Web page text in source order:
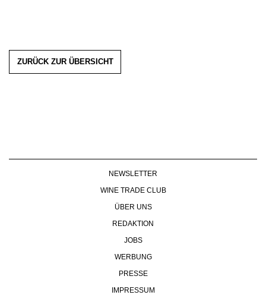
ZURÜCK ZUR ÜBERSICHT
NEWSLETTER
WINE TRADE CLUB
ÜBER UNS
REDAKTION
JOBS
WERBUNG
PRESSE
IMPRESSUM